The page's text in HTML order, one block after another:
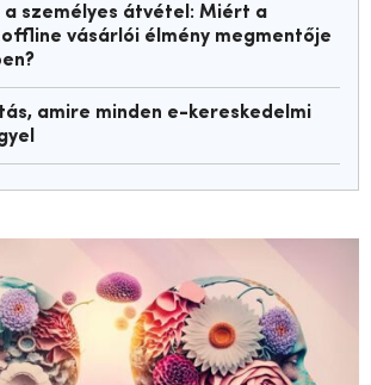
a személyes átvétel: Miért a
vásárlói élmény megmentője
amire minden e-kereskedelmi